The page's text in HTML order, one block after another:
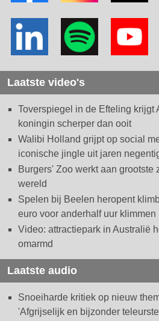
Laatste video's
Toverspiegel in de Efteling krijgt
koningin scherper dan ooit
Walibi Holland grijpt op social
iconische jingle uit jaren
Burgers' Zoo werkt aan grootste
wereld
Spelen bij Beelen heropent
euro voor anderhalf uur klimmen
Video: attractiepark in Australië
omarmd
Laatste audio
Snoeiharde kritiek op nieuw
'Afgrijselijk en bijzonder